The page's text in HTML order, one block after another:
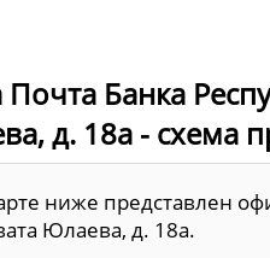
Банка
д. 18а - схема
ниже представлен
Юлаева, д. 18а.